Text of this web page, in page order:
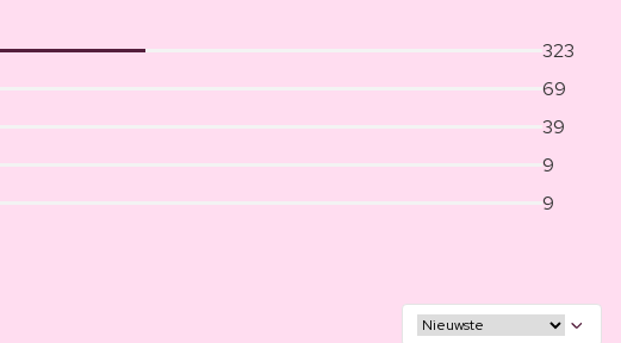
323
69
39
9
9